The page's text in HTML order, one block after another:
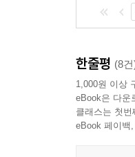
한줄평 (8건
1,000원 이상
eBook은 다운
클래스는 첫
eBook 페이백